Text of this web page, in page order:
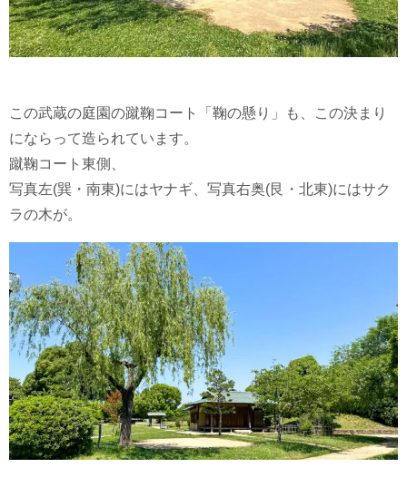
この武蔵の庭園の蹴鞠コート「鞠の懸り」も、この決まり
にならって造られています。
蹴鞠コート東側、
写真左(巽・南東)にはヤナギ、写真右奥(艮・北東)にはサク
ラの木が。